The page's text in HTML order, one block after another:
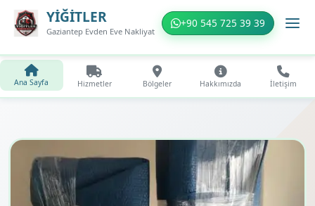
YİĞİTLER
Gaziantep Evden Eve Nakliyat
+90 545 725 39 39
Ana Sayfa Hizmetler Bölgeler Hakkımızda İletişim